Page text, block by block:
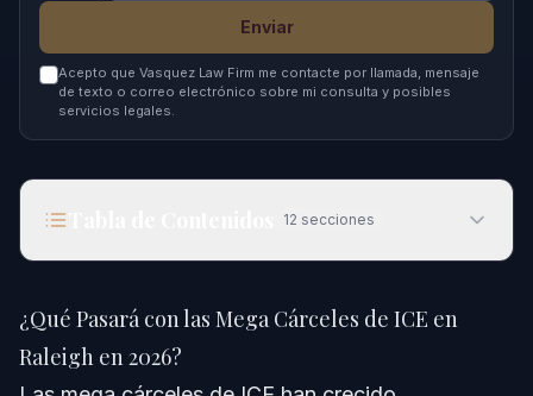
Enviar
Acepto que Vasquez Law Firm me contacte por llamada, mensaje
de texto o correo electrónico sobre mi consulta y posibles
servicios legales.
12 secciones
Raleigh en 2026?
Respuesta Rápida
¿Qué Pasará con las Mega Cárceles de ICE en
Raleigh en 2026?